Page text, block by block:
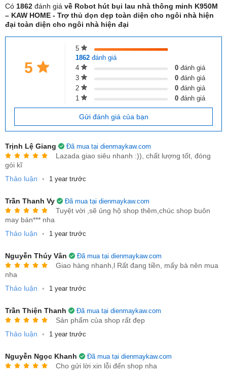
2. Thông số kỹ thuật
Model: K950M
Chức năng: Hút bụi, quét rác, lau sàn
Dung tích hộp bụi: 600ml
Dung tích hộp nước: 350ml
Thời gian hoạt động: 100 – 120 phút
Pin: Lithium-ion 2600mAh
Sạc: Tự động quay về đế sạc khi pin yếu
Độ ồn: ≤ 65dB
Điều khiển: Ứng dụng điện thoại & remote
Màu sắc: Đen sang trọng
Kích thước: 32 x 32 x 7.8 cm
Có 1862 đánh giá về Robot hút bụi lau nhà thông minh K950M
– KAW HOME - Trợ thủ dọn dẹp toàn diện cho ngôi nhà hiện
đại toàn diện cho ngôi nhà hiện đại
5
5
1862 đánh giá
4
0đánh giá
3
0đánh giá
2
0đánh giá
1
0đánh giá
Gửi đánh giá của bạn
Trịnh Lệ Giang Đã mua tại dienmaykaw.com
Lazada giao siêu nhanh :)), chất lượng tốt, đóng
gói kĩ
Thảo luận
• 1 year trước
Trần Thanh Vy Đã mua tại dienmaykaw.com
Tuyệt vời ,sẽ ủng hộ shop thêm,chúc shop buôn
may bán*** nha
Thảo luận
• 1 year trước
Nguyễn Thúy Vân Đã mua tại dienmaykaw.com
Giao hàng nhanh,l Rất đang tiền, mấy bà nên mua
nha
Thảo luận
• 1 year trước
Trần Thiện Thanh Đã mua tại dienmaykaw.com
Sản phẩm của shop rất đẹp
Thảo luận
• 1 year trước
Nguyễn Ngọc Khanh Đã mua tại dienmaykaw.com
Cho gửi lời xin lỗi đến shop nha